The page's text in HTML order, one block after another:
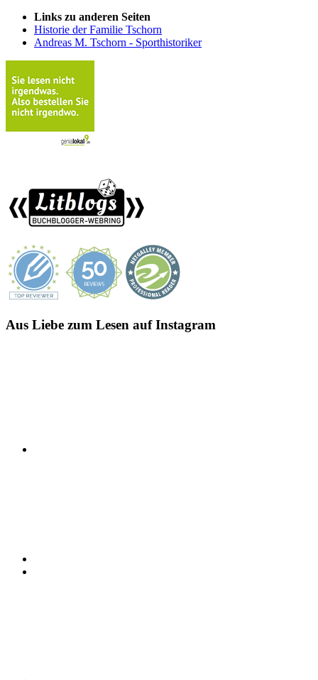
Links zu anderen Seiten
Historie der Familie Tschorn
Andreas M. Tschorn - Sporthistoriker
Aus Liebe zum Lesen auf Instagram